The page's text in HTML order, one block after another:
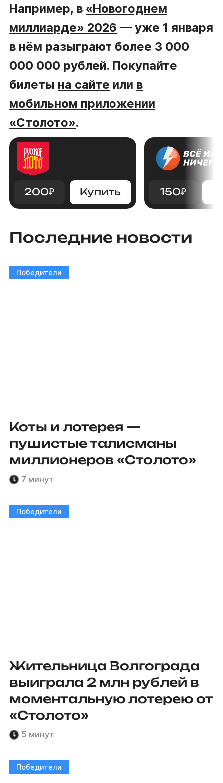
Например, в «Новогоднем
миллиарде» 2026 — уже 1 января
в нём разыграют более 3 000
000 000 рублей. Покупайте
билеты на сайте или в
мобильном приложении
«Столото».
200₽ Купить 150₽
Последние новости
Победители
Коты и лотерея —
пушистые талисманы
миллионеров «Столото»
7 минут
Победители
Жительница Волгограда
выиграла 2 млн рублей в
моментальную лотерею от
«Столото»
5 минут
Победители